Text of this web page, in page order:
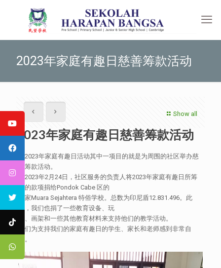
2023年家庭有趣日慈善筹款活动
Show all
2023年家庭有趣日慈善筹款活动
在2023年家庭有趣日活动其中一项目的就是为周围的社区举办慈
善筹款活动。
于2023年2月24日，社区服务的负责人将2023年家庭有趣日所筹
到的款项捐给Pondok Cabe 区的
一家Muara Sejahtera 特俗学校。总数为印尼盾12.831.496。此
外，我们也捐了一些教育设备、玩
具、画架和一些其他教育材料来支持他们的教学活动。
我们为支持我们的家庭有趣日的学生、家长和老师感到非常自
豪。